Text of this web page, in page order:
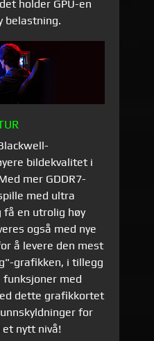
holder GPU-en
belastning.
bildekvalitet i
mer GDDR7-
med ultra
en utrolig høy
også med nye
å levere den mest
grafikken, i tillegg
med
dette grafikkortet
for
nytt nivå!